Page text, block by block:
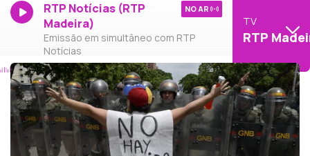
RTP Notícias (RTP
Madeira)
Emissão em simultâneo com RTP
Notícias
NO AR
TV
RTP